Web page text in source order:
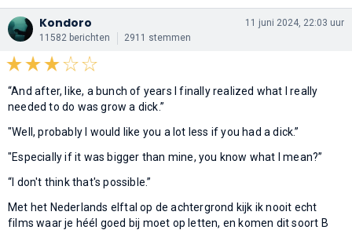
Kondoro
11582 berichten 2911 stemmen
11 juni 2024, 22:03 uur
“And after, like, a bunch of years I finally realized what I really
needed to do was grow a dick.”
"Well, probably I would like you a lot less if you had a dick.”
"Especially if it was bigger than mine, you know what I mean?”
“I don't think that's possible.”
Met het Nederlands elftal op de achtergrond kijk ik nooit echt
films waar je héél goed bij moet op letten, en komen dit soort B